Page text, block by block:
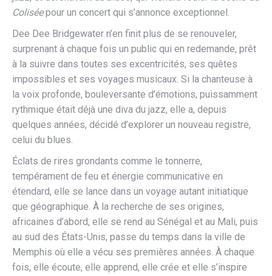
Coliséepour un concert qui s’annonce exceptionnel.
Dee Dee Bridgewater n’en finit plus de se renouveler,
surprenant à chaque fois un public qui en redemande, prêt
à la suivre dans toutes ses excentricités, ses quêtes
impossibles et ses voyages musicaux. Si la chanteuse à
la voix profonde, bouleversante d’émotions, puissamment
rythmique était déjà une diva du jazz, elle a, depuis
quelques années, décidé d’explorer un nouveau registre,
celui du blues.
Éclats de rires grondants comme le tonnerre,
tempérament de feu et énergie communicative en
étendard, elle se lance dans un voyage autant initiatique
que géographique. À la recherche de ses origines,
africaines d’abord, elle se rend au Sénégal et au Mali, puis
au sud des États-Unis, passe du temps dans la ville de
Memphis où elle a vécu ses premières années. À chaque
fois, elle écoute, elle apprend, elle crée et elle s’inspire